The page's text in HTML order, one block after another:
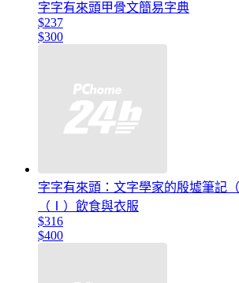
字字有來頭甲骨文簡易字典
$237
$300
字字有來頭：文字學家的殷墟筆記
（Ⅰ）飲食與衣服
$316
$400